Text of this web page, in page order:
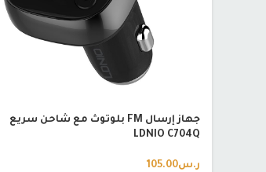
جهاز إرسال FM بلوتوث مع شاحن سريع
LDNIO C704Q
ر.س105.00